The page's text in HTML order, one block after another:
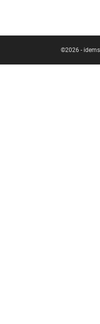
©2026 -